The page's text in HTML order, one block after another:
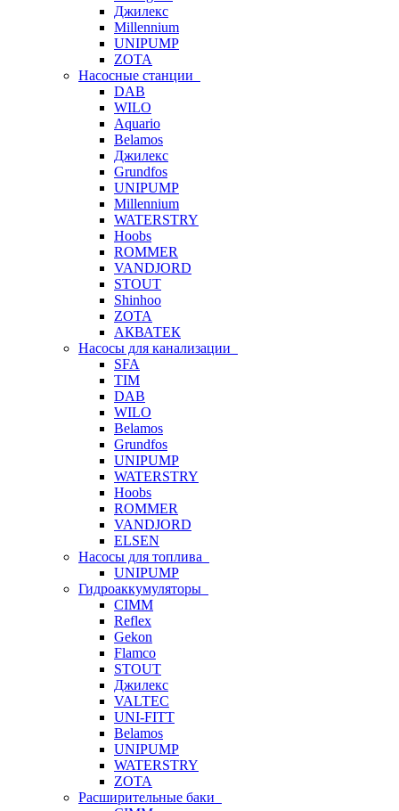
Джилекс
Millennium
UNIPUMP
ZOTA
Насосные станции
DAB
WILO
Aquario
Belamos
Джилекс
Grundfos
UNIPUMP
Millennium
WATERSTRY
Hoobs
ROMMER
VANDJORD
STOUT
Shinhoo
ZOTA
АКВАТЕК
Насосы для канализации
SFA
TIM
DAB
WILO
Belamos
Grundfos
UNIPUMP
WATERSTRY
Hoobs
ROMMER
VANDJORD
ELSEN
Насосы для топлива
UNIPUMP
Гидроаккумуляторы
CIMM
Reflex
Gekon
Flamco
STOUT
Джилекс
VALTEC
UNI-FITT
Belamos
UNIPUMP
WATERSTRY
ZOTA
Расширительные баки